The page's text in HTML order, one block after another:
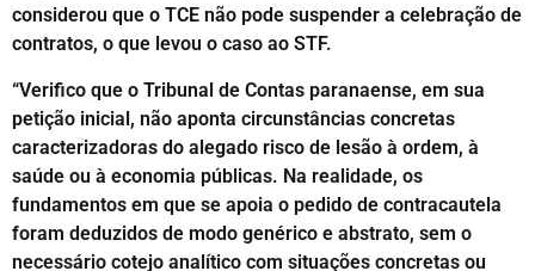
considerou que o TCE não pode suspender a celebração de
contratos, o que levou o caso ao STF.
“Verifico que o Tribunal de Contas paranaense, em sua
petição inicial, não aponta circunstâncias concretas
caracterizadoras do alegado risco de lesão à ordem, à
saúde ou à economia públicas. Na realidade, os
fundamentos em que se apoia o pedido de contracautela
foram deduzidos de modo genérico e abstrato, sem o
necessário cotejo analítico com situações concretas ou